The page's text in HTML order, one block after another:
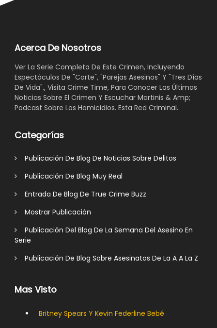
Acerca De Nosotros
Ver La Serie Completa De Este Crimen, Incluyendo
Espectáculos De "Corte", "Parejas Asesinos" Y "Tres Días
De Vida"., Visita Crime Time, Para Conocer Las Últimas
Noticias Sobre El Crimen Y Escuchar Martinis & Amp;
Podcast Sobre Los Homicidios. Esta Red Criminal.
Categorías
Publicación De Blog De Noticias Sobre Delitos
Publicación De Blog Muy Real
Entrada De Blog De True Crime Buzz
Mostrar Publicación
Publicación Del Blog De La Semana Del Asesino En
Serie
Publicación De Blog Sobre Asesinatos De La A A La Z
Mas Visto
Britney Spears Y Kevin Federline Bebé